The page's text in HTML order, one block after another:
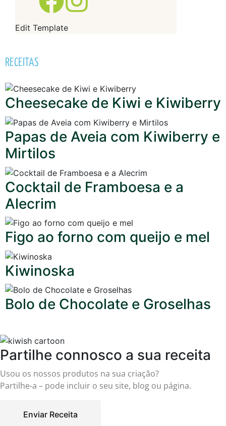
Edit Template
RECEITAS
Cheesecake de Kiwi e Kiwiberry
Papas de Aveia com Kiwiberry e
Mirtilos
Cocktail de Framboesa e a
Alecrim
Figo ao forno com queijo e mel
Kiwinoska
Bolo de Chocolate e Groselhas
Partilhe connosco a sua receita
Usou os nossos produtos na sua criação?
Partilhe-a – pode incluir o seu site, blog ou página.
Enviar Receita